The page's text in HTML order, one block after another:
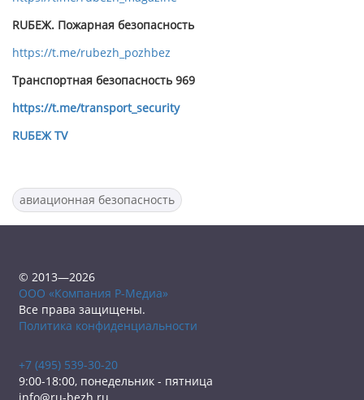
RUБЕЖ. Пожарная безопасность
https://t.me/rubezh_pozhbez
Транспортная безопасность 969
https://t.me/transport_security
RUБЕЖ TV
авиационная безопасность
© 2013—2026
ООО «Компания Р-Медиа»
Все права защищены.
Политика конфиденциальности
+7 (495) 539-30-20
9:00-18:00, понедельник - пятница